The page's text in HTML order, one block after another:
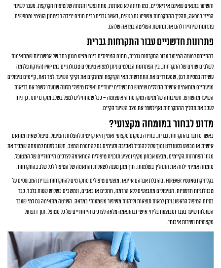
והשיער בתנאים שאינם אידיאליים, כמו תזונה לא מאוזנת, מתח נפשי והזנחה של טיפוח הקרקפת. מעבר לשינוי
הפיזי במראה, תהליך ההתקרחות משפיע גם רגשית, כאשר גברים רבים חווים ירידה בביטחון העצמי ומחפשים
פתרונות שיחזירו להם את תחושת השליטה במראה שלהם.
פתרונות חדשניים עבור התקרחות גברית
בהתייחס למענה המיועד עבור התקרחות גברית, תחום הטיפולים כיום מציע מגוון רחב של אפשרויות שמתאימות
לשלבים שונים של התקרחות. בין הפתרונות הבולטים ניתן למצוא טיפולים טכנולוגיים כמו PRP (הזרקת פלזמה
עשירה בטסיות דם), שמעודדים את התחדשות תאי הקרקפת ומחזקים את זקיקי השיער. לצד זאת, קיימים טיפולים
מניעתיים מותאמים אישית הכוללים שימוש בתכשירים ייעודיים ואפילו טיפולי תזונה שנועדו לשפר את בריאות
השיער מהשורש. חשיבותה של מניעה מוקדמת היא עצומה – ככל שמתחילים לטפל בשלב מוקדם יותר, כך ניתן
לעכב את תהליך ההתקרחות ואף לשפר את מצב השיער הקיים.
מדוע לבחור במומחה מקצועי?
כאשר מדובר בהתקרחות גברית, בחירה במקום מקצועי ואמין היא קריטית להצלחת הטיפול. טיפול שאינו מותאם
אישית או מבוצע בסטנדרט נמוך עלול להוביל לאכזבה ולעיתים גם להחמרת המצב. חשוב לפנות למומחה שמכיר את
מגוון הפתרונות הקיימים, מבצע אבחון מקיף ומציע תוכנית טיפולית המתאימה לצרכים הייחודיים של המטופל.
מומחה אמיתי ילווה את התהליך בשלמותו, תוך מתן מענה לשאלות והתאמה של הטיפול לכל שלב בהתקרחות.
בקליניקת Forever Young, בהובלת אברהם איינאו, מוצעים טיפולים מתקדמים להתקרחות גברית המבוססים על
טכנולוגיות חדשניות. הטיפולים מתבצעים ללא הרדמה, חתכים או כאבים, ונמשכים כשלוש שעות בלבד. כבר
בסיום הטיפול הראשון ניתן לראות תוצאות וליהנות משיפור משמעותי במראה. השיטה מתאימה גם למי שעבר
השתלות שיער בעבר ומבוצעת בליווי אישי ובהתאמה מלאה לצרכים הייחודיים של כל מטופל, תוך דגש על
מקצועיות ושירות איכותי.